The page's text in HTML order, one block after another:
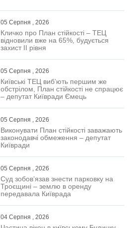
05 Серпня , 2026
Кличко про План стійкості – ТЕЦ
відновили вже на 65%, будується
захист ІІ рівня
05 Серпня , 2026
Київські ТЕЦ виб’ють першим же
обстрілом, План стійкості не спрацює
– депутат Київради Ємець
05 Серпня , 2026
Виконувати План стійкості заважають
законодавчі обмеження – депутат
Київради
05 Серпня , 2026
Суд зобов’язав знести парковку на
Троєщині – землю в оренду
передавала Київрада
04 Серпня , 2026